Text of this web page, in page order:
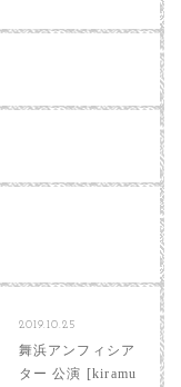
2019.10.25
舞浜アンフィシア
ター 公演 [kiramu